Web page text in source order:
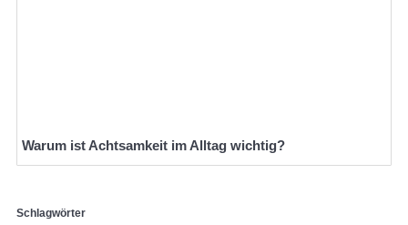
Warum ist Achtsamkeit im Alltag wichtig?
Schlagwörter